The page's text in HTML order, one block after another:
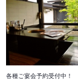
各種ご宴会予約受付中！